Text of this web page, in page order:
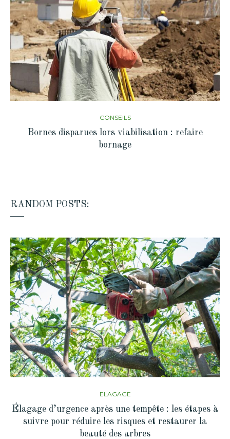
CONSEILS
Bornes disparues lors viabilisation : refaire
bornage
RANDOM POSTS:
ELAGAGE
Élagage d’urgence après une tempête : les étapes à
suivre pour réduire les risques et restaurer la
beauté des arbres